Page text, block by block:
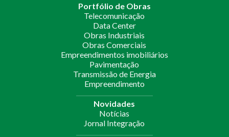
Portfólio de Obras
Telecomunicação
Data Center
Obras Industriais
Obras Comerciais
Empreendimentos imobiliários
Pavimentação
Transmissão de Energia
Empreendimento
Novidades
Notícias
Jornal Integração